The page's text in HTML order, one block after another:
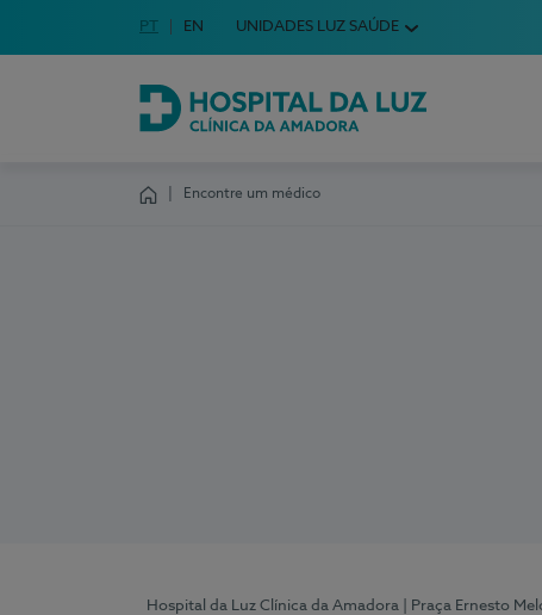
Escolha o seu idioma
Idioma em Português
PT English Language
EN UNIDADES LUZ SAÚDE
Hospital da Luz Clínica da Amadora
Encontre um médico
Hospital da Luz Clínica da Amadora | Praça Ernesto